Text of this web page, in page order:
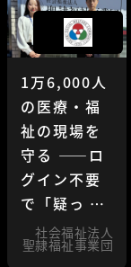
1万6,000人
の医療・福
祉の現場を
守る ——ロ
グイン不要
で「疑っ …
社会福祉法人
聖隷福祉事業団